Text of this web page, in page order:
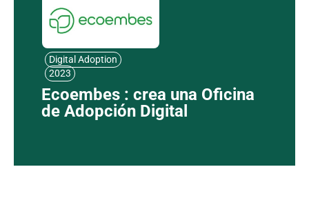
Digital Adoption
2023
Ecoembes : crea una Oficina
de Adopción Digital